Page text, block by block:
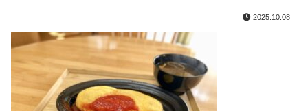
2025.10.08